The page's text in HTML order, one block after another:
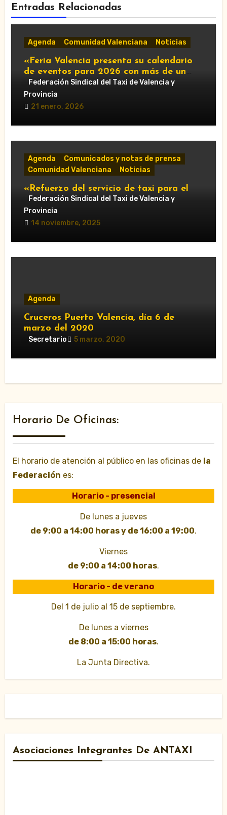
Entradas Relacionadas
Agenda Comunidad Valenciana Noticias
«Feria Valencia presenta su calendario
de eventos para 2026 con más de un
centenar de citas»
Federación Sindical del Taxi de Valencia y
Provincia
21 enero, 2026
Agenda
Comunicados y notas de prensa
Comunidad Valenciana
Noticias
«Refuerzo del servicio de taxi para el
Gran Premio de Cheste 2025: horarios y
accesos obligatorios»
Federación Sindical del Taxi de Valencia y
Provincia
14 noviembre, 2025
Agenda
Cruceros Puerto Valencia, día 6 de
marzo del 2020
Secretario 5 marzo, 2020
Horario De Oficinas:
El horario de atención al público en las oficinas de la
Federación es:
Horario - presencial
De lunes a jueves
de 9:00 a 14:00 horas y de 16:00 a 19:00.
Viernes
de 9:00 a 14:00 horas.
Horario - de verano
Del 1 de julio al 15 de septiembre.
De lunes a viernes
de 8:00 a 15:00 horas.
La Junta Directiva.
Asociaciones Integrantes De ANTAXI